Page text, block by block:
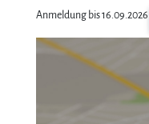
Anmeldung bis 16.09.2026